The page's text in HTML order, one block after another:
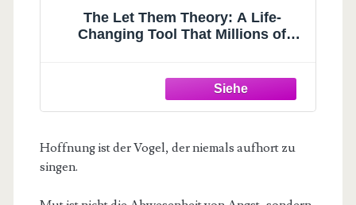
The Let Them Theory: A Life-
Changing Tool That Millions of
Hoffnung ist der Vogel, der niemals aufhort zu
singen.